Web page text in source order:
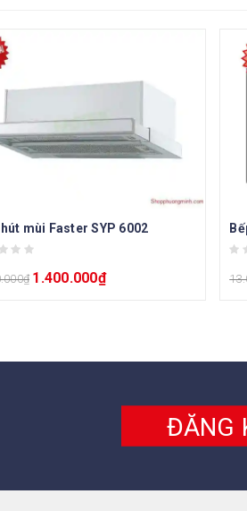
hút mùi Faster SYP 6002
₫ 1.400.000₫
ĐĂNG